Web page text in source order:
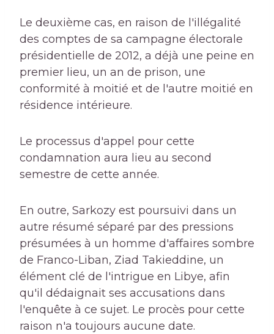
Le deuxième cas, en raison de l'illégalité
des comptes de sa campagne électorale
présidentielle de 2012, a déjà une peine en
premier lieu, un an de prison, une
conformité à moitié et de l'autre moitié en
résidence intérieure.
Le processus d'appel pour cette
condamnation aura lieu au second
semestre de cette année.
En outre, Sarkozy est poursuivi dans un
autre résumé séparé par des pressions
présumées à un homme d'affaires sombre
de Franco-Liban, Ziad Takieddine, un
élément clé de l'intrigue en Libye, afin
qu'il dédaignait ses accusations dans
l'enquête à ce sujet. Le procès pour cette
raison n'a toujours aucune date.